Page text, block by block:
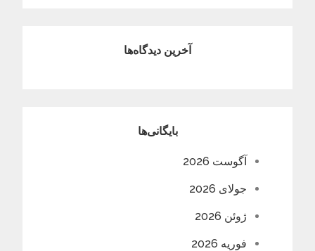
آخرین دیدگاه‌ها
بایگانی‌ها
آگوست 2026
جولای 2026
ژوئن 2026
فوریه 2026